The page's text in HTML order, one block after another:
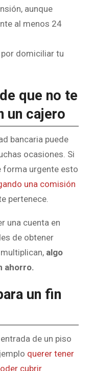
aunque
al menos 24
domiciliar tu
que no te
un cajero
bancaria puede
ocasiones. Si
forma urgente esto
una comisión
pertenece.
una cuenta en
de obtener
algo
ahorro.
un fin
de un piso
querer tener
cubrir